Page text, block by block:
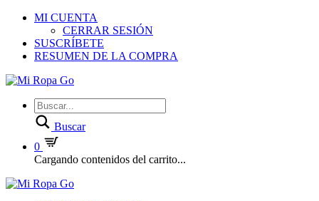
MI CUENTA
CERRAR SESIÓN
SUSCRÍBETE
RESUMEN DE LA COMPRA
Buscar
0
Cargando contenidos del carrito...